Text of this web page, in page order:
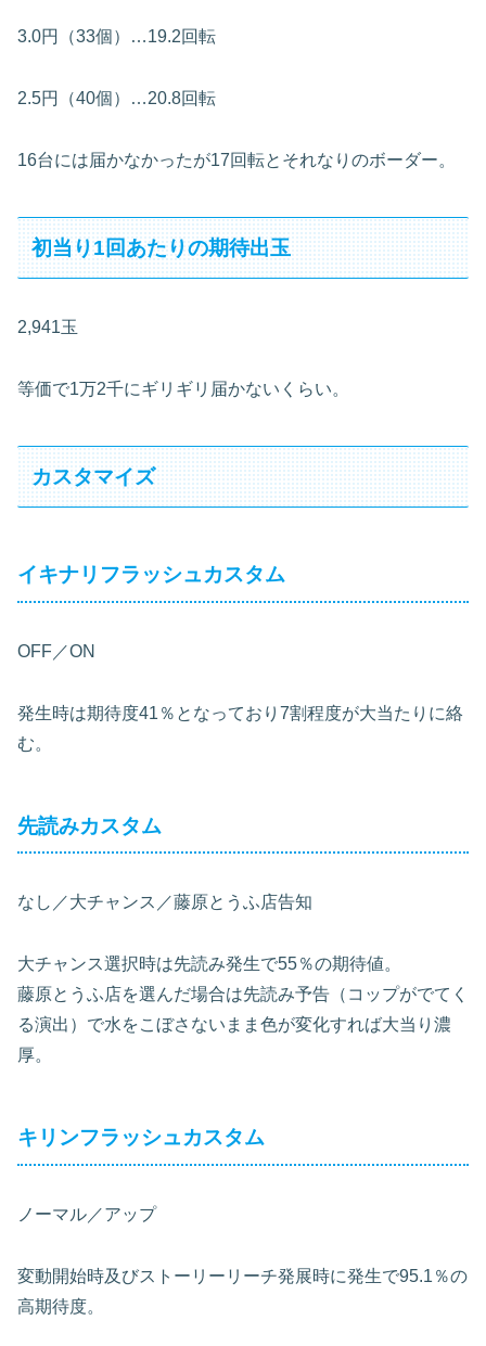
3.0円（33個）…19.2回転
2.5円（40個）…20.8回転
16台には届かなかったが17回転とそれなりのボーダー。
初当り1回あたりの期待出玉
2,941玉
等価で1万2千にギリギリ届かないくらい。
カスタマイズ
イキナリフラッシュカスタム
OFF／ON
発生時は期待度41％となっており7割程度が大当たりに絡
む。
先読みカスタム
なし／大チャンス／藤原とうふ店告知
大チャンス選択時は先読み発生で55％の期待値。
藤原とうふ店を選んだ場合は先読み予告（コップがでてく
る演出）で水をこぼさないまま色が変化すれば大当り濃
厚。
キリンフラッシュカスタム
ノーマル／アップ
変動開始時及びストーリーリーチ発展時に発生で95.1％の
高期待度。